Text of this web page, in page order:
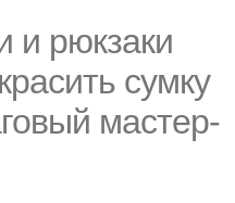
и рюкзаки
сумку
мастер-